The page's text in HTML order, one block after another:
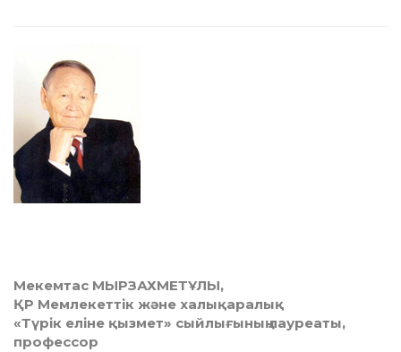
Мекемтас МЫРЗАХМЕТҰЛЫ,
ҚР Мемлекеттік және халықаралық
«Түрік еліне қызмет» сыйлығының лауреаты,
профессор